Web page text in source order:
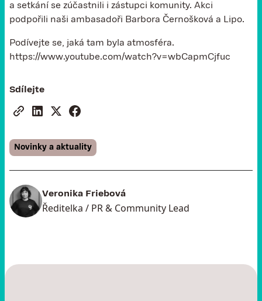
a setkání se zúčastnili i zástupci komunity. Akci
podpořili naši ambasadoři Barbora Černošková a Lipo.
Podívejte se, jaká tam byla atmosféra.
https://www.youtube.com/watch?v=wbCapmCjfuc
Sdílejte
Novinky a aktuality
Veronika Friebová
Ředitelka / PR & Community Lead